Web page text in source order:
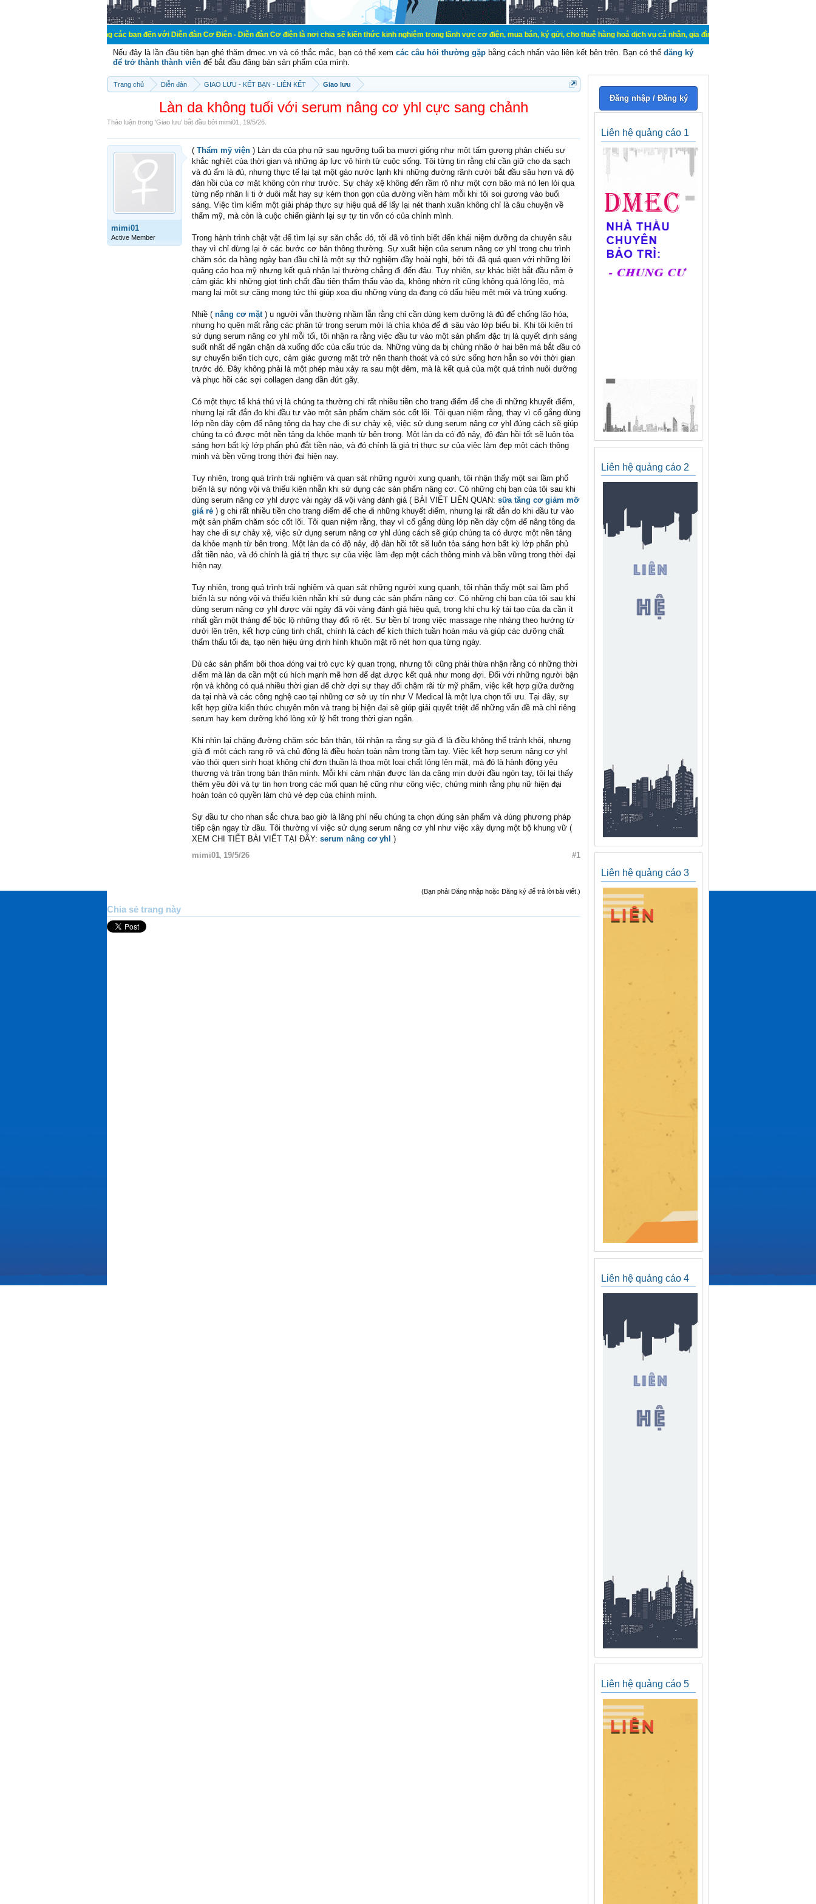
Chào mừng các bạn đến với Diễn đàn Cơ Điện - Diễn đàn Cơ điện là nơi chia sẽ kiến thức kinh nghiệm trong lãnh vực cơ điện, mua bán, ký gửi, cho thuê hàng hoá dịch vụ cá nhân, gia đình. Mua bán, ký gửi, cho thuê thiết bị hệ
Nếu đây là lần đầu tiên bạn ghé thăm dmec.vn và có thắc mắc, bạn có thể xem các câu hỏi thường gặp bằng cách nhấn vào liên kết bên trên. Bạn có thể đăng ký
để trở thành thành viên để bắt đầu đăng bán sản phẩm của mình.
Trang chủ Diễn đàn GIAO LƯU - KẾT BẠN - LIÊN KẾT Giao lưu
Làn da không tuổi với serum nâng cơ yhl cực sang chảnh
Thảo luận trong 'Giao lưu' bắt đầu bởi mimi01 19/5/26
mimi01
Active Member
( Thẩm mỹ viện ) Làn da của phụ nữ sau ngưỡng tuổi ba mươi giống như một tấm gương phản chiếu sự
khắc nghiệt của thời gian và những áp lực vô hình từ cuộc sống. Tôi từng tin rằng chỉ cần giữ cho da sạch
và đủ ẩm là đủ, nhưng thực tế lại tạt một gáo nước lạnh khi những đường rãnh cười bắt đầu sâu hơn và độ
đàn hồi của cơ mặt không còn như trước. Sự chảy xệ không đến rầm rộ như một cơn bão mà nó len lỏi qua
từng nếp nhăn li ti ở đuôi mắt hay sự kém thon gọn của đường viền hàm mỗi khi tôi soi gương vào buổi
sáng. Việc tìm kiếm một giải pháp thực sự hiệu quả để lấy lại nét thanh xuân không chỉ là câu chuyện về
thẩm mỹ, mà còn là cuộc chiến giành lại sự tự tin vốn có của chính mình.
Trong hành trình chật vật để tìm lại sự săn chắc đó, tôi đã vô tình biết đến khái niệm dưỡng da chuyên sâu
thay vì chỉ dừng lại ở các bước cơ bản thông thường. Sự xuất hiện của serum nâng cơ yhl trong chu trình
chăm sóc da hàng ngày ban đầu chỉ là một sự thử nghiệm đầy hoài nghi, bởi tôi đã quá quen với những lời
quảng cáo hoa mỹ nhưng kết quả nhận lại thường chẳng đi đến đâu. Tuy nhiên, sự khác biệt bắt đầu nằm ở
cảm giác khi những giọt tinh chất đầu tiên thẩm thấu vào da, không nhờn rít cũng không quá lỏng lẽo, mà
mang lại một sự căng mọng tức thì giúp xoa dịu những vùng da đang có dấu hiệu mệt mỏi và trùng xuống.
Nhiề ( nâng cơ mặt) u người vẫn thường nhầm lẫn rằng chỉ cần dùng kem dưỡng là đủ để chống lão hóa,
nhưng họ quên mất rằng các phân tử trong serum mới là chìa khóa để đi sâu vào lớp biểu bì. Khi tôi kiên trì
sử dụng serum nâng cơ yhl mỗi tối, tôi nhận ra rằng việc đầu tư vào một sản phẩm đặc trị là quyết định sáng
suốt nhất để ngăn chặn đà xuống dốc của cấu trúc da. Những vùng da bị chùng nhão ở hai bên má bắt đầu có
sự chuyển biến tích cực, cảm giác gương mặt trở nên thanh thoát và có sức sống hơn hẳn so với thời gian
trước đó. Đây không phải là một phép màu xảy ra sau một đêm, mà là kết quả của một quá trình nuôi dưỡng
và phục hồi các sợi collagen đang dần đứt gãy.
Có một thực tế khá thú vị là chúng ta thường chi rất nhiều tiền cho trang điểm để che đi những khuyết điểm,
nhưng lại rất đắn đo khi đầu tư vào một sản phẩm chăm sóc cốt lõi. Tôi quan niệm rằng, thay vì cố gắng dùng
lớp nền dày cộm để nâng tông da hay che đi sự chảy xệ, việc sử dụng serum nâng cơ yhl đúng cách sẽ giúp
chúng ta có được một nền tảng da khỏe mạnh từ bên trong. Một làn da có độ nảy, độ đàn hồi tốt sẽ luôn tỏa
sáng hơn bất kỳ lớp phấn phủ đắt tiền nào, và đó chính là giá trị thực sự của việc làm đẹp một cách thông
minh và bền vững trong thời đại hiện nay.
Tuy nhiên, trong quá trình trải nghiệm và quan sát những người xung quanh, tôi nhận thấy một sai lầm phổ
biến là sự nóng vội và thiếu kiên nhẫn khi sử dụng các sản phẩm nâng cơ. Có những chị bạn của tôi sau khi
dùng serum nâng cơ yhl được vài ngày đã vội vàng đánh giá ( BÀI VIẾT LIÊN QUAN: sữa tăng cơ giảm mỡ
giá rẻ ) g chi rất nhiều tiền cho trang điểm để che đi những khuyết điểm, nhưng lại rất đắn đo khi đầu tư vào
một sản phẩm chăm sóc cốt lõi. Tôi quan niệm rằng, thay vì cố gắng dùng lớp nền dày cộm để nâng tông da
hay che đi sự chảy xệ, việc sử dụng serum nâng cơ yhl đúng cách sẽ giúp chúng ta có được một nền tảng
da khỏe mạnh từ bên trong. Một làn da có độ nảy, độ đàn hồi tốt sẽ luôn tỏa sáng hơn bất kỳ lớp phấn phủ
đắt tiền nào, và đó chính là giá trị thực sự của việc làm đẹp một cách thông minh và bền vững trong thời đại
hiện nay.
Tuy nhiên, trong quá trình trải nghiệm và quan sát những người xung quanh, tôi nhận thấy một sai lầm phổ
biến là sự nóng vội và thiếu kiên nhẫn khi sử dụng các sản phẩm nâng cơ. Có những chị bạn của tôi sau khi
dùng serum nâng cơ yhl được vài ngày đã vội vàng đánh giá hiệu quả, trong khi chu kỳ tái tạo của da cần ít
nhất gần một tháng để bộc lộ những thay đổi rõ rệt. Sự bền bỉ trong việc massage nhẹ nhàng theo hướng từ
dưới lên trên, kết hợp cùng tinh chất, chính là cách để kích thích tuần hoàn máu và giúp các dưỡng chất
thẩm thấu tối đa, tạo nên hiệu ứng định hình khuôn mặt rõ nét hơn qua từng ngày.
Dù các sản phẩm bôi thoa đóng vai trò cực kỳ quan trọng, nhưng tôi cũng phải thừa nhận rằng có những thời
điểm mà làn da cần một cú hích mạnh mẽ hơn để đạt được kết quả như mong đợi. Đối với những người bận
rộn và không có quá nhiều thời gian để chờ đợi sự thay đổi chậm rãi từ mỹ phẩm, việc kết hợp giữa dưỡng
da tại nhà và các công nghệ cao tại những cơ sở uy tín như V Medical là một lựa chọn tối ưu. Tại đây, sự
kết hợp giữa kiến thức chuyên môn và trang bị hiện đại sẽ giúp giải quyết triệt để những vấn đề mà chỉ riêng
serum hay kem dưỡng khó lòng xử lý hết trong thời gian ngắn.
Khi nhìn lại chặng đường chăm sóc bản thân, tôi nhận ra rằng sự già đi là điều không thể tránh khỏi, nhưng
già đi một cách rạng rỡ và chủ động là điều hoàn toàn nằm trong tầm tay. Việc kết hợp serum nâng cơ yhl
vào thói quen sinh hoạt không chỉ đơn thuần là thoa một loại chất lỏng lên mặt, mà đó là hành động yêu
thương và trân trọng bản thân mình. Mỗi khi cảm nhận được làn da căng mịn dưới đầu ngón tay, tôi lại thấy
thêm yêu đời và tự tin hơn trong các mối quan hệ cũng như công việc, chứng minh rằng phụ nữ hiện đại
hoàn toàn có quyền làm chủ vẻ đẹp của chính mình.
Sự đầu tư cho nhan sắc chưa bao giờ là lãng phí nếu chúng ta chọn đúng sản phẩm và đúng phương pháp
tiếp cận ngay từ đầu. Tôi thường ví việc sử dụng serum nâng cơ yhl như việc xây dựng một bộ khung vữ (
XEM CHI TIẾT BÀI VIẾT TẠI ĐÂY: serum nâng cơ yhl )
mimi01 19/5/26 #1
(Bạn phải Đăng nhập hoặc Đăng ký để trả lời bài viết.)
Chia sẻ trang này
Đăng nhập / Đăng ký
Liên hệ quảng cáo 1
Liên hệ quảng cáo 2
Liên hệ quảng cáo 3
Liên hệ quảng cáo 4
Liên hệ quảng cáo 5